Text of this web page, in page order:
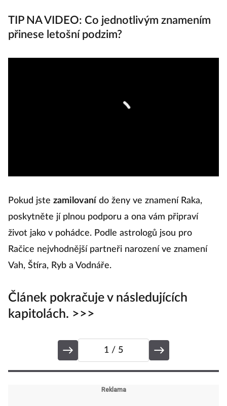
TIP NA VIDEO: Co jednotlivým znamením
přinese letošní podzim?
Pokud jste zamilovaní do ženy ve znamení Raka,
poskytněte jí plnou podporu a ona vám připraví
život jako v pohádce. Podle astrologů jsou pro
Račice nejvhodnější partneři narození ve znamení
Vah, Štíra, Ryb a Vodnáře.
Článek pokračuje v následujících
kapitolách. >>>
1 / 5